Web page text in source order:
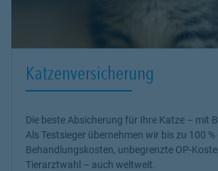
Katzenversicherung
Die beste Absicherung für Ihre Katze – mit
Als Testsieger übernehmen wir bis zu 100 %
Behandlungskosten, unbegrenzte OP-
Tierarztwahl – auch weltweit.